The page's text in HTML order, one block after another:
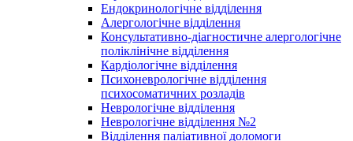
Ендокринологічне відділення
Алергологічне відділення
Консультативно-діагностичне алергологічне
поліклінічне відділення
Кардіологічне відділення
Психоневрологічне відділення
психосоматичних розладів
Неврологічне відділення
Неврологічне відділення №2
Відділення паліативної доломоги